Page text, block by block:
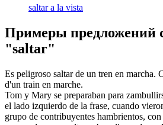
saltar a la vista
Примеры предложений
"saltar"
Es peligroso saltarde un tren en marcha.
d'un train en marche.
Tom y Mary se preparaban para
el lado izquierdo de la frase, cuando
grupo de contribuyentes hambrientos,